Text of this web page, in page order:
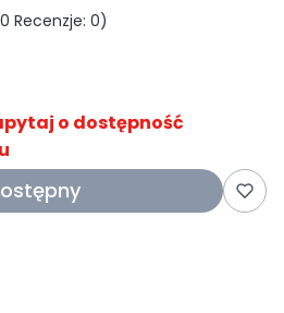
Recenzje: 0)
o dostępność